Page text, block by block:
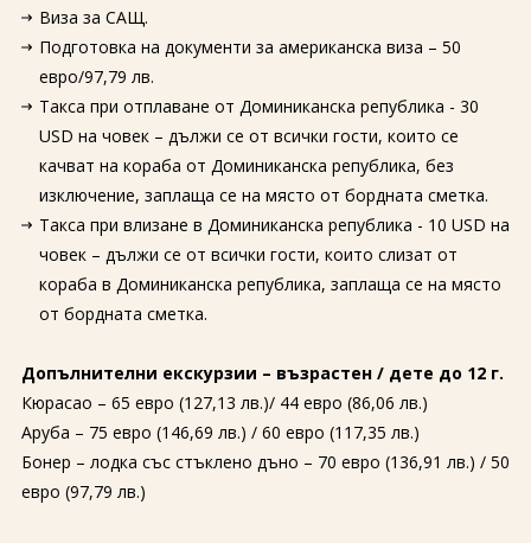
Виза за САЩ.
Подготовка на документи за американска виза – 50
евро/97,79 лв.
Такса при отплаване от Доминиканска република - 30
USD на човек – дължи се от всички гости, които се
качват на кораба от Доминиканска република, без
изключение, заплаща се на място от бордната сметка.
Такса при влизане в Доминиканска република - 10 USD на
човек – дължи се от всички гости, които слизат от
кораба в Доминиканска република, заплаща се на място
от бордната сметка.
Допълнителни екскурзии – възрастен / дете до 12 г.
Кюрасао – 65 евро (127,13 лв.)/ 44 евро (86,06 лв.)
Аруба – 75 евро (146,69 лв.) / 60 евро (117,35 лв.)
Бонер – лодка със стъклено дъно – 70 евро (136,91 лв.) / 50
евро (97,79 лв.)